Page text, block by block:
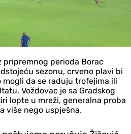
pripremnog perioda Borac
sezonu, crveno plavi bi
da se raduju trofejima ili
Voždovac je sa Gradskog
lopte u mreži, generalna proba
više nego uspješna.